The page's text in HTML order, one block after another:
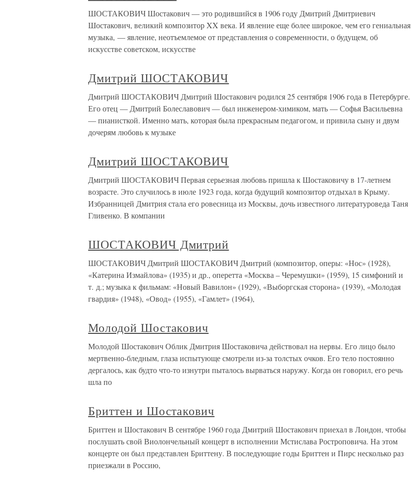
ШОСТАКОВИЧ Шостакович — это родившийся в 1906 году Дмитрий Дмитриевич
Шостакович, великий композитор XX века. И явление еще более широкое, чем его гениальная
музыка, — явление, неотъемлемое от представления о современности, о будущем, об
искусстве советском, искусстве
Дмитрий ШОСТАКОВИЧ
Дмитрий ШОСТАКОВИЧ Дмитрий Шостакович родился 25 сентября 1906 года в Петербурге.
Его отец — Дмитрий Болеславович — был инженером-химиком, мать — Софья Васильевна
— пианисткой. Именно мать, которая была прекрасным педагогом, и привила сыну и двум
дочерям любовь к музыке
Дмитрий ШОСТАКОВИЧ
Дмитрий ШОСТАКОВИЧ Первая серьезная любовь пришла к Шостаковичу в 17-летнем
возрасте. Это случилось в июле 1923 года, когда будущий композитор отдыхал в Крыму.
Избранницей Дмитрия стала его ровесница из Москвы, дочь известного литературоведа Таня
Гливенко. В компании
ШОСТАКОВИЧ Дмитрий
ШОСТАКОВИЧ Дмитрий ШОСТАКОВИЧ Дмитрий (композитор, оперы: «Нос» (1928),
«Катерина Измайлова» (1935) и др., оперетта «Москва – Черемушки» (1959), 15 симфоний и
т. д.; музыка к фильмам: «Новый Вавилон» (1929), «Выборгская сторона» (1939), «Молодая
гвардия» (1948), «Овод» (1955), «Гамлет» (1964),
Молодой Шостакович
Молодой Шостакович Облик Дмитрия Шостаковича действовал на нервы. Его лицо было
мертвенно-бледным, глаза испытующе смотрели из-за толстых очков. Его тело постоянно
дергалось, как будто что-то изнутри пыталось вырваться наружу. Когда он говорил, его речь
шла по
Бриттен и Шостакович
Бриттен и Шостакович В сентябре 1960 года Дмитрий Шостакович приехал в Лондон, чтобы
послушать свой Виолончельный концерт в исполнении Мстислава Ростроповича. На этом
концерте он был представлен Бриттену. В последующие годы Бриттен и Пирс несколько раз
приезжали в Россию,